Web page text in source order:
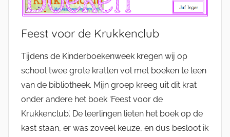
Feest voor de Krukkenclub
Tijdens de Kinderboekenweek kregen wij op
school twee grote kratten vol met boeken te leen
van de bibliotheek. Mijn groep kreeg uit dit krat
onder andere het boek ‘Feest voor de
Krukkenclub’. De leerlingen lieten het boek op de
kast staan, er was zoveel keuze, en dus besloot ik